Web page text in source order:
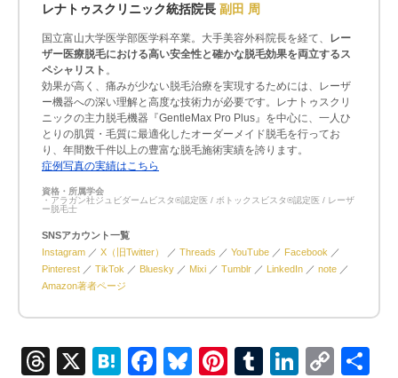
レナトゥスクリニック統括院長 副田 周
国立富山大学医学部医学科卒業。大手美容外科院長を経て、
レー
ザー医療脱毛における高い安全性と確かな脱毛効果を両立するス
ペシャリスト 。
効果が高く、痛みが少ない脱毛治療を実現するためには、レーザ
ー機器への深い理解と高度な技術力が必要です。レナトゥスクリ
ニックの主力脱毛機器『GentleMax Pro Plus』を中心に、一人ひ
とりの肌質・毛質に最適化したオーダーメイド脱毛を行ってお
り、年間数千件以上の豊富な脱毛施術実績を誇ります。
症例写真の実績はこちら
資格・所属学会
・アラガン社ジュビダームビスタ®認定医 / ボトックスビスタ®認定医 / レーザ
ー脱毛士
SNSアカウント一覧
Instagram ／ X（旧Twitter） ／ Threads ／ YouTube ／ Facebook ／
Pinterest ／ TikTok ／ Bluesky ／ Mixi ／ Tumblr ／ LinkedIn ／ note ／
Amazon著者ページ
Threads
X Hatena
Facebook
Bluesky
Pinterest
Tumblr